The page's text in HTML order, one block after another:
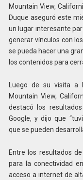
Mountain View,
Duque aseguró este
un lugar interesante
generar vínculos con
se pueda hacer una
los contenidos para
Luego de su visita a
Mountain View,
destacó los
Google, y dijo que
que se pueden
Entre los resultados
para la conectividad
acceso a internet de